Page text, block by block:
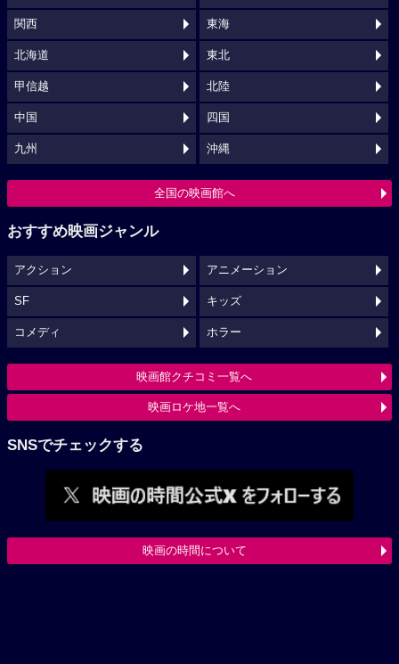
関西 東海
北海道 東北
甲信越 北陸
中国 四国
九州 沖縄
全国の映画館へ
おすすめ映画ジャンル
アクション アニメーション
SF キッズ
コメディ ホラー
映画館クチコミ一覧へ
映画ロケ地一覧へ
SNSでチェックする
映画の時間について